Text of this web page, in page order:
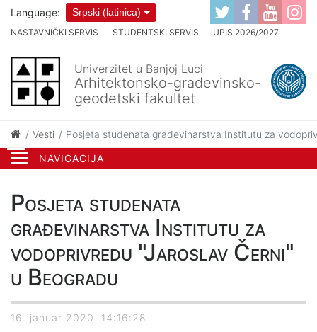
NAVIGACIJA
NASTAVNIČKI SERVIS STUDENTSKI SERVIS UPIS 2026/2027
Language: Srpski (latinica)
Univerzitet u Banjoj Luci
Arhitektonsko-građevinsko-
geodetski fakultet
Vesti Posjeta studenata građevinarstva Institutu za
Posjeta studenata
građevinarstva Institutu za
vodoprivredu "Jaroslav Černi"
u Beogradu
16. januar 2020. 14:16:28